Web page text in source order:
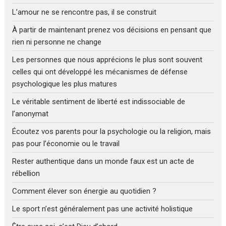
L’amour ne se rencontre pas, il se construit
À partir de maintenant prenez vos décisions en pensant que
rien ni personne ne change
Les personnes que nous apprécions le plus sont souvent
celles qui ont développé les mécanismes de défense
psychologique les plus matures
Le véritable sentiment de liberté est indissociable de
l’anonymat
Écoutez vos parents pour la psychologie ou la religion, mais
pas pour l’économie ou le travail
Rester authentique dans un monde faux est un acte de
rébellion
Comment élever son énergie au quotidien ?
Le sport n’est généralement pas une activité holistique